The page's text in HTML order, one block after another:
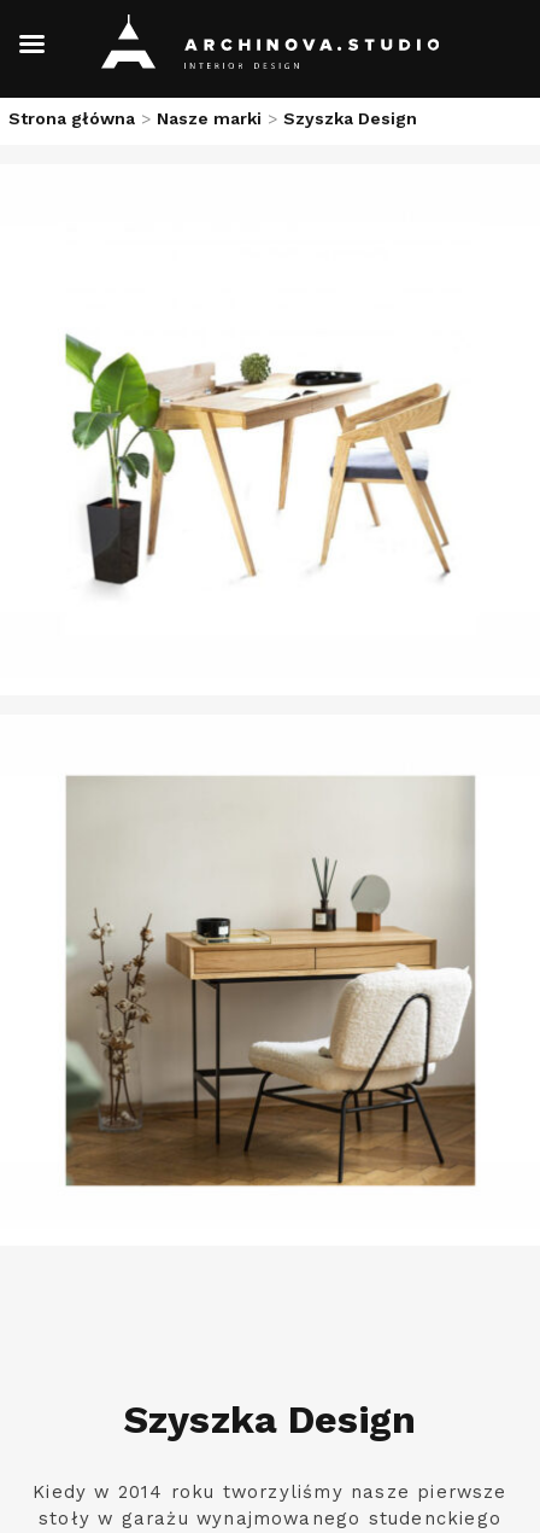
Skip
Strona główna > Nasze marki > Szyszka Design
Szyszka Design
Kiedy w 2014 roku tworzyliśmy nasze pierwsze
stoły w garażu wynajmowanego studenckiego